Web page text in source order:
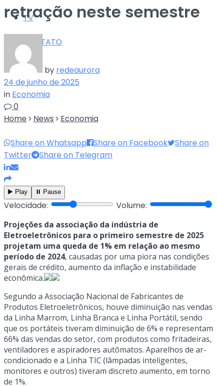
TV
CONTATO
retração neste semestre
by redeaurora
24 de junho de 2025
in Economia
0
Home
News Economia
Share on Whatsapp Share on Facebook
Share on
Twitter
Share on Telegram
▶️ Play ⏸️ Pause
Velocidade: Volume:
Projeções da associação da indústria de
Eletroeletrônicos para o primeiro semestre de 2025
projetam uma queda de 1% em relação ao mesmo
período de 2024, causadas por uma piora nas condições
gerais de crédito, aumento da inflação e instabilidade
econômica.
Segundo a Associação Nacional de Fabricantes de
Produtos Eletroeletrônicos, houve diminuição nas vendas
da Linha Marrom, Linha Branca e Linha Portátil, sendo
que os portáteis tiveram diminuição de 6% e representam
66% das vendas do setor, com produtos como fritadeiras,
ventiladores e aspiradores autômatos. Aparelhos de ar-
condicionado e a Linha TIC (lâmpadas inteligentes,
monitores e outros) tiveram discreto aumento, em torno
de 1%.